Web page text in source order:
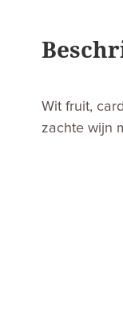
Wit fruit,
zachte wijn